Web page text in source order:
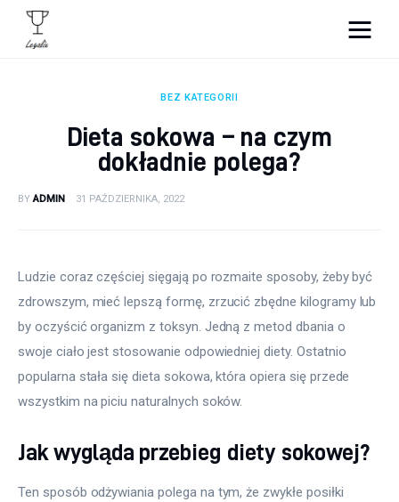
Wnętrza
Zdrowie i uroda
Moda
Lifestyle
BEZ KATEGORII
Dieta sokowa – na czym
dokładnie polega?
BY ADMIN 31 PAŹDZIERNIKA, 2022
Ludzie coraz częściej sięgają po rozmaite sposoby, żeby być
zdrowszym, mieć lepszą formę, zrzucić zbędne kilogramy lub
by oczyścić organizm z toksyn. Jedną z metod dbania o
swoje ciało jest stosowanie odpowiedniej diety. Ostatnio
popularna stała się dieta sokowa, która opiera się przede
wszystkim na piciu naturalnych soków.
Jak wygląda przebieg diety sokowej?
Ten sposób odżywiania polega na tym, że zwykłe posiłki